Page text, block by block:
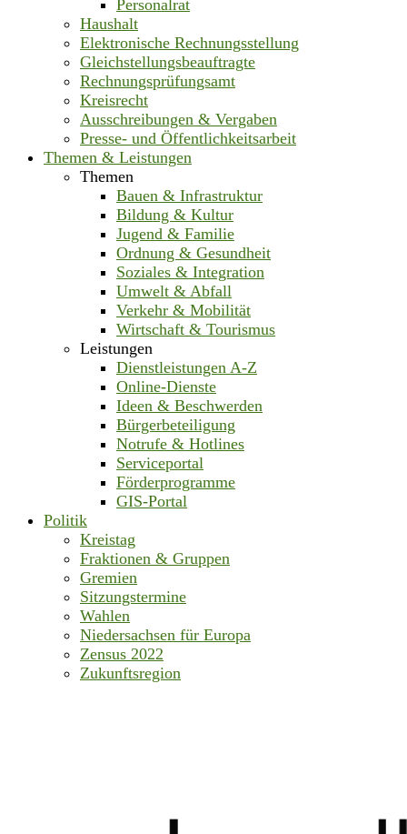
Personalrat
Haushalt
Elektronische Rechnungsstellung
Gleichstellungsbeauftragte
Rechnungsprüfungsamt
Kreisrecht
Ausschreibungen & Vergaben
Presse- und Öffentlichkeitsarbeit
Themen & Leistungen
Themen
Bauen & Infrastruktur
Bildung & Kultur
Jugend & Familie
Ordnung & Gesundheit
Soziales & Integration
Umwelt & Abfall
Verkehr & Mobilität
Wirtschaft & Tourismus
Leistungen
Dienstleistungen A-Z
Online-Dienste
Ideen & Beschwerden
Bürgerbeteiligung
Notrufe & Hotlines
Serviceportal
Förderprogramme
GIS-Portal
Politik
Kreistag
Fraktionen & Gruppen
Gremien
Sitzungstermine
Wahlen
Niedersachsen für Europa
Zensus 2022
Zukunftsregion